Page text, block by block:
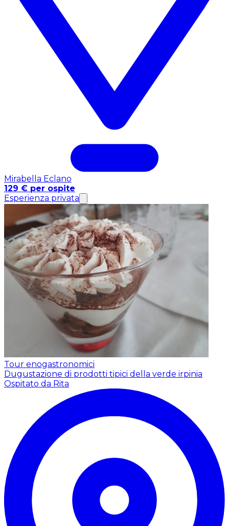
Mirabella Eclano
129 € per ospite
Esperienza privata
Tour enogastronomici
Dugustazione di prodotti tipici della verde irpinia
Ospitato da Rita